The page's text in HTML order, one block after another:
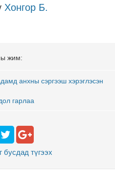
Хонгор Б.
жим:
анхны сэргээш хэрэглэсэн
гарлаа
бусдад түгээх